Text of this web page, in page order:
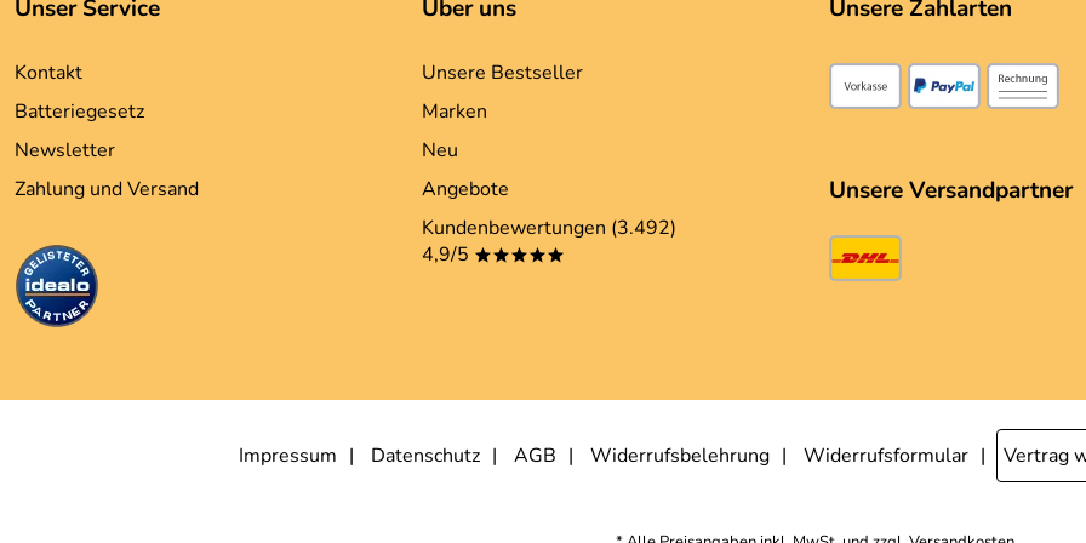
Unser Service
Kontakt
Batteriegesetz
Newsletter
Zahlung und Versand
Über uns
Unsere Bestseller
Marken
Neu
Angebote
Kundenbewertungen (3.492)
4,9/5 *****
Unsere Zahlarten
Unsere Versandpartner
Impressum Datenschutz AGB Widerrufsbelehrung Widerrufsformular Vertrag